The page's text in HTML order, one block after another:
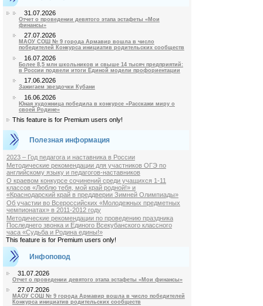
31.07.2026
Отчет о проведении девятого этапа эстафеты «Мои
финансы»
27.07.2026
МАОУ СОШ № 9 города Армавир вошла в число
победителей Конкурса инициатив родительских сообществ
16.07.2026
Более 8,5 млн школьников и свыше 14 тысяч предприятий:
в России подвели итоги Единой модели профориентации
17.06.2026
Зажигаем звездочки Кубани
16.06.2026
Юная художница победила в конкурсе «Расскажи миру о
своей Родине»
This feature is for Premium users only!
Полезная информация
2023 – Год педагога и наставника в России
Методические рекомендации для участников ОГЭ по
английскому языку и педагогов-наставников
О краевом конкурсе сочинений среди учащихся 1-11
классов «Люблю тебя, мой край родной!» и
«Краснодарский край в преддверии Зимней Олимпиады»
Об участии во Всероссийских «Молодежных предметных
чемпионатах» в 2011-2012 году
Методические рекомендации по проведению праздника
Последнего звонка и Единого Всекубанского классного
часа «Судьба и Родина едины!»
This feature is for Premium users only!
Инфоповод
31.07.2026
Отчет о проведении девятого этапа эстафеты «Мои финансы»
27.07.2026
МАОУ СОШ № 9 города Армавир вошла в число победителей
Конкурса инициатив родительских сообществ